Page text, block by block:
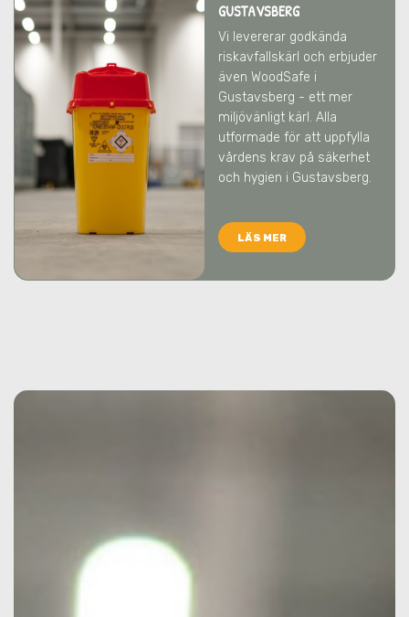
GUSTAVSBERG
Vi levererar godkända
riskavfallskärl och erbjuder
även WoodSafe i
Gustavsberg - ett mer
miljövänligt kärl. Alla
utformade för att uppfylla
vårdens krav på säkerhet
och hygien i Gustavsberg.
LÄS MER